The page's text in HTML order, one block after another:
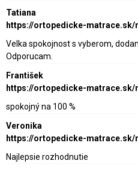
Tatiana
https://ortopedicke-
Velka spokojnost s vyberom,
Odporucam.
František
https://ortopedicke-
spokojný na 100 %
Veronika
https://ortopedicke-
Najlepsie rozhodnutie